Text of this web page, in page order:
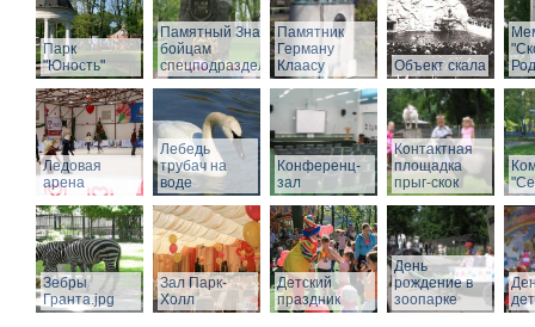
Парк
"Юность"
Памятный Знак
бойцам
спецподразделений
Памятник
Герману
Клаасу
Объект скала
Ледовая
арена
Лебедь
трубач на
воде
Конференц-
зал
Контактная
площадка
прыг-скок
Зебры
Гранта.jpg
Зал Парк-
Холл
Детский
праздник
День
рождение в
зоопарке